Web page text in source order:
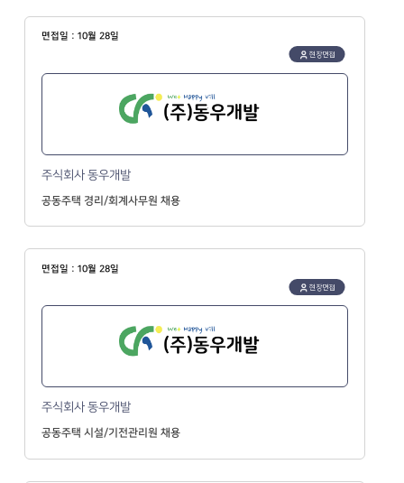
면접일 : 10월 28일
현장면접
주식회사 동우개발
공동주택 경리/회계사무원 채용
면접일 : 10월 28일
현장면접
주식회사 동우개발
공동주택 시설/기전관리원 채용